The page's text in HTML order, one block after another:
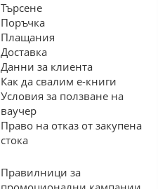
Търсене
Поръчка
Плащания
Доставка
Данни за клиента
Как да свалим е-книги
Условия за ползване на
ваучер
Право на отказ от закупена
стока
Правилници за